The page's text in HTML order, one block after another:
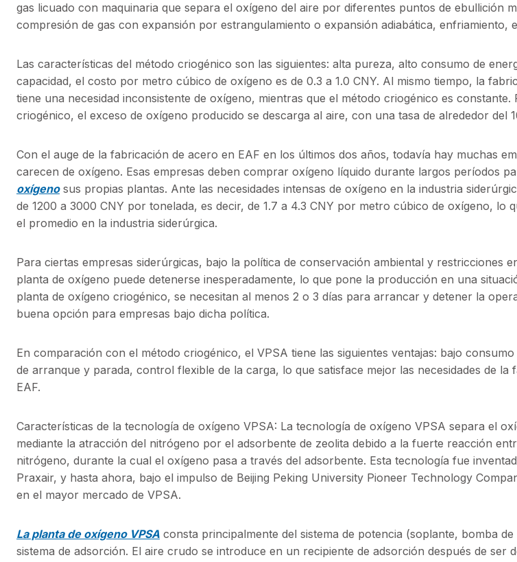
gas licuado con maquinaria que separa el oxígeno del aire por diferentes puntos de ebullición
compresión de gas con expansión por estrangulamiento o expansión adiabática, enfriamiento,
Las características del método criogénico son las siguientes: alta pureza, alto consumo de
capacidad, el costo por metro cúbico de oxígeno es de 0.3 a 1.0 CNY. Al mismo tiempo, la
tiene una necesidad inconsistente de oxígeno, mientras que el método criogénico es
criogénico, el exceso de oxígeno producido se descarga al aire, con una tasa de alrededor del
Con el auge de la fabricación de acero en EAF en los últimos dos años, todavía hay muchas
carecen de oxígeno. Esas empresas deben comprar oxígeno líquido durante largos períodos
oxígenosus propias plantas. Ante las necesidades intensas de oxígeno en la industria
de 1200 a 3000 CNY por tonelada, es decir, de 1.7 a 4.3 CNY por metro cúbico de oxígeno, lo
el promedio en la industria siderúrgica.
Para ciertas empresas siderúrgicas, bajo la política de conservación ambiental y restricciones
planta de oxígeno puede detenerse inesperadamente, lo que pone la producción en una
planta de oxígeno criogénico, se necesitan al menos 2 o 3 días para arrancar y detener la
buena opción para empresas bajo dicha política.
En comparación con el método criogénico, el VPSA tiene las siguientes ventajas: bajo
de arranque y parada, control flexible de la carga, lo que satisface mejor las necesidades de la
EAF.
Características de la tecnología de oxígeno VPSA: La tecnología de oxígeno VPSA separa el
mediante la atracción del nitrógeno por el adsorbente de zeolita debido a la fuerte reacción
nitrógeno, durante la cual el oxígeno pasa a través del adsorbente. Esta tecnología fue
Praxair, y hasta ahora, bajo el impulso de Beijing Peking University Pioneer Technology
en el mayor mercado de VPSA.
La planta de oxígeno VPSA consta principalmente del sistema de potencia (soplante, bomba
sistema de adsorción. El aire crudo se introduce en un recipiente de adsorción después de ser